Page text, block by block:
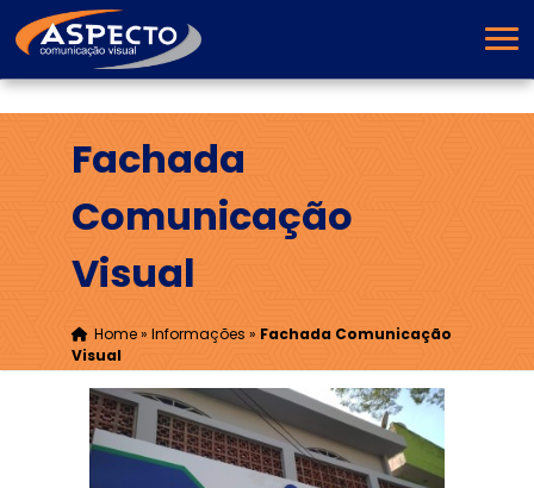
Fachada
Comunicação
Visual
Home» Informações » Fachada Comunicação
Visual